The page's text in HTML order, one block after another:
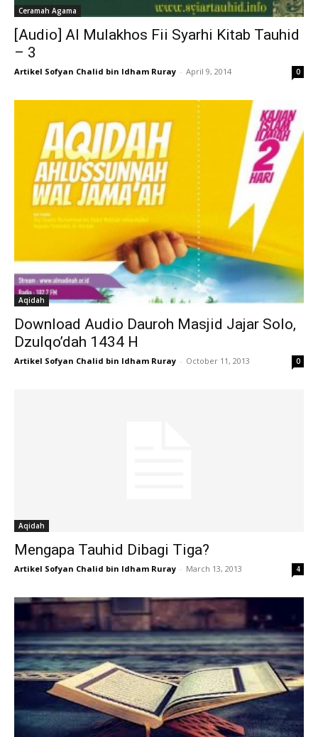
Ceramah Agama
[Audio] Al Mulakhos Fii Syarhi Kitab Tauhid
– 3
Artikel Sofyan Chalid bin Idham Ruray - April 9, 2014 0
Aqidah
Download Audio Dauroh Masjid Jajar Solo,
Dzulqo’dah 1434 H
Artikel Sofyan Chalid bin Idham Ruray - October 11, 2013 0
Aqidah
Mengapa Tauhid Dibagi Tiga?
Artikel Sofyan Chalid bin Idham Ruray - March 13, 2013 4